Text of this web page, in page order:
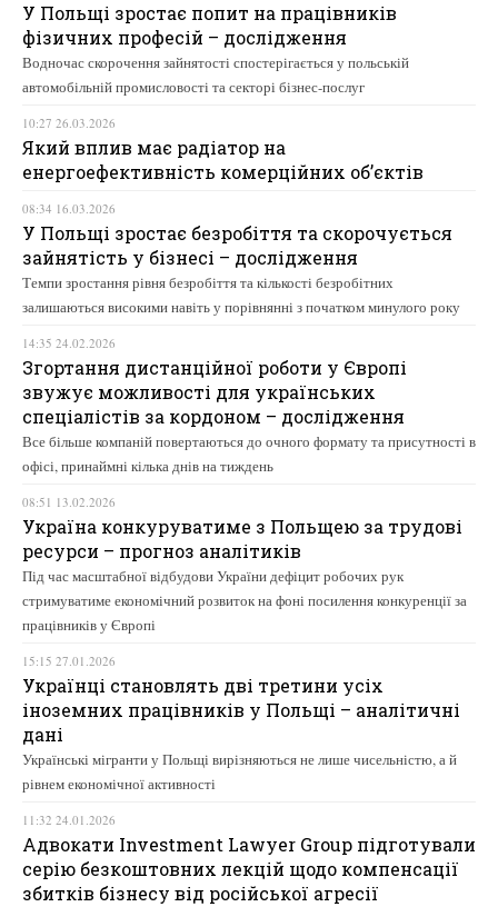
У Польщі зростає попит на працівників
фізичних професій – дослідження
Водночас скорочення зайнятості спостерігається у польській
автомобільній промисловості та секторі бізнес-послуг
10:27 26.03.2026
Який вплив має радіатор на
енергоефективність комерційних об’єктів
08:34 16.03.2026
У Польщі зростає безробіття та скорочується
зайнятість у бізнесі – дослідження
Темпи зростання рівня безробіття та кількості безробітних
залишаються високими навіть у порівнянні з початком минулого року
14:35 24.02.2026
Згортання дистанційної роботи у Європі
звужує можливості для українських
спеціалістів за кордоном – дослідження
Все більше компаній повертаються до очного формату та присутності в
офісі, принаймні кілька днів на тиждень
08:51 13.02.2026
Україна конкуруватиме з Польщею за трудові
ресурси – прогноз аналітиків
Під час масштабної відбудови України дефіцит робочих рук
стримуватиме економічний розвиток на фоні посилення конкуренції за
працівників у Європі
15:15 27.01.2026
Українці становлять дві третини усіх
іноземних працівників у Польщі – аналітичні
дані
Українські мігранти у Польщі вирізняються не лише чисельністю, а й
рівнем економічної активності
11:32 24.01.2026
Адвокати Investment Lawyer Group підготували
серію безкоштовних лекцій щодо компенсації
збитків бізнесу від російської агресії